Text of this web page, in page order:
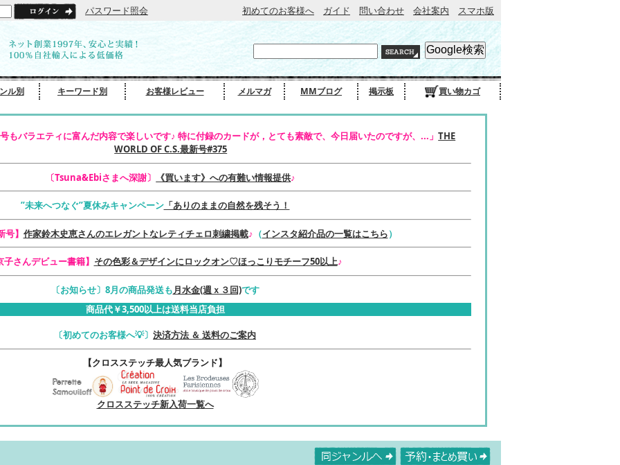
パスワード照会 初めてのお客様へ ガイド 問い合わせ 会社案内 スマホ版
ル別 キーワード別 お客様レビュー メルマガ MMブログ 掲示板 買い物カゴ
もバラエティに富んだ内容で楽しいです♪ 特に付録のカードが，とても素敵で、今日届いたのですが、...」THE
WORLD OF C.S.最新号#375
〔Tsuna&Ebiさまへ深謝〕 《買います》への有難い情報提供♪
”未来へつなぐ”夏休みキャンペーン「ありのままの自然を残そう！
】 作家鈴木史恵さんのエレガントなレティチェロ刺繍掲載♪ （インスタ紹介品の一覧はこちら）
さんデビュー書籍】 その色彩＆デザインにロックオン♡ほっこりモチーフ50以上♪
〔お知らせ〕8月の商品発送も月水金(週ｘ３回)です
商品代￥3,500以上は送料当店負担
〔初めてのお客様へ💡〕 決済方法 ＆ 送料のご案内
【クロスステッチ最人気ブランド】
クロスステッチ新入荷一覧へ